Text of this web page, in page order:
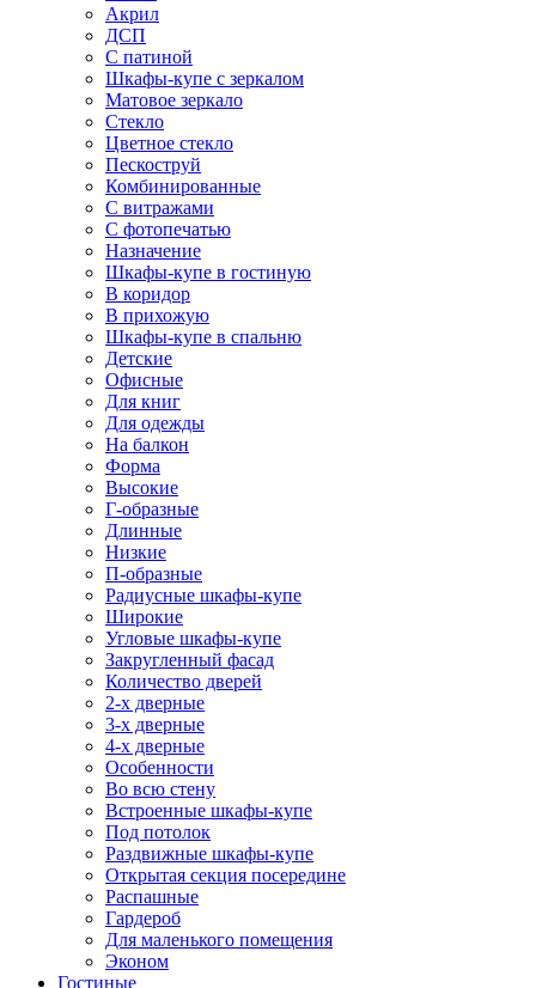
Акрил
ДСП
С патиной
Шкафы-купе с зеркалом
Матовое зеркало
Стекло
Цветное стекло
Пескоструй
Комбинированные
С витражами
С фотопечатью
Назначение
Шкафы-купе в гостиную
В коридор
В прихожую
Шкафы-купе в спальню
Детские
Офисные
Для книг
Для одежды
На балкон
Форма
Высокие
Г-образные
Длинные
Низкие
П-образные
Радиусные шкафы-купе
Широкие
Угловые шкафы-купе
Закругленный фасад
Количество дверей
2-х дверные
3-х дверные
4-х дверные
Особенности
Во всю стену
Встроенные шкафы-купе
Под потолок
Раздвижные шкафы-купе
Открытая секция посередине
Распашные
Гардероб
Для маленького помещения
Эконом
Гостиные